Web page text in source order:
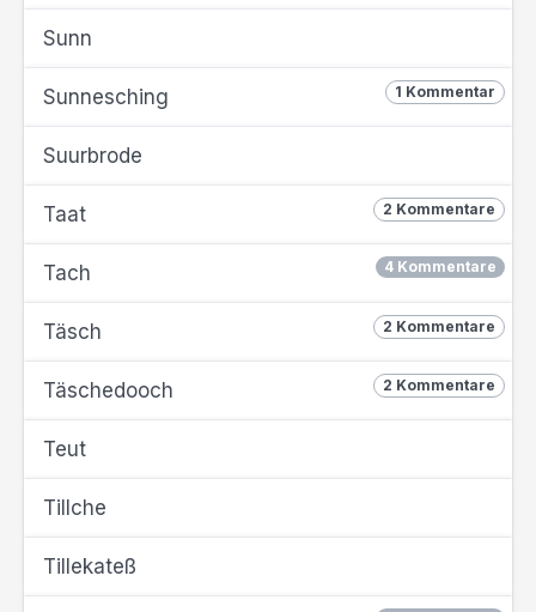
Sunn
1 Kommentar
Sunnesching
Suurbrode
2 Kommentare
Taat
4 Kommentare
Tach
2 Kommentare
Täsch
2 Kommentare
Täschedooch
Teut
Tillche
Tillekateß